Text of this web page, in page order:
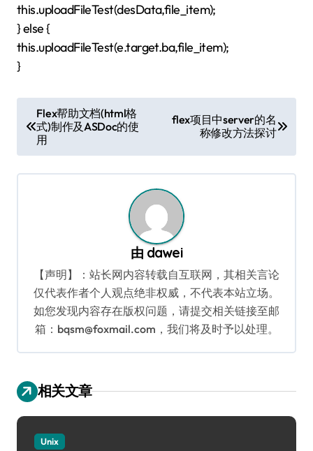
this.uploadFileTest(desData,file_item);
} else {
this.uploadFileTest(e.target.ba,file_item);
}
章
导
航
Flex帮助文档(html格
式)制作及ASDoc的使
用
flex项目中server的名
称修改方法探讨
由 dawei
【声明】：站长网内容转载自互联网，其相关言论
仅代表作者个人观点绝非权威，不代表本站立场。
如您发现内容存在版权问题，请提交相关链接至邮
箱：bqsm@foxmail.com，我们将及时予以处理。
相关文章
Unix